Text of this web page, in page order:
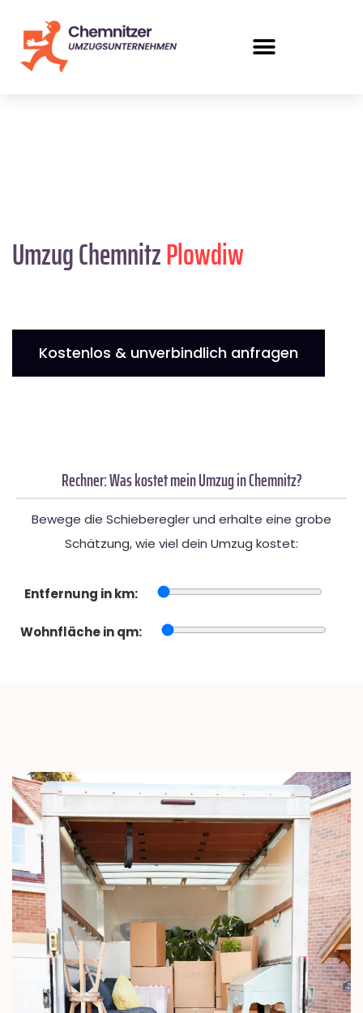
Umzug ChemnitzPlowdiw
Kostenlos & unverbindlich anfragen
Rechner: Was kostet mein Umzug in Chemnitz?
Bewege die Schieberegler und erhalte eine grobe
Schätzung, wie viel dein Umzug kostet:
Entfernung in km:
Wohnfläche in qm: